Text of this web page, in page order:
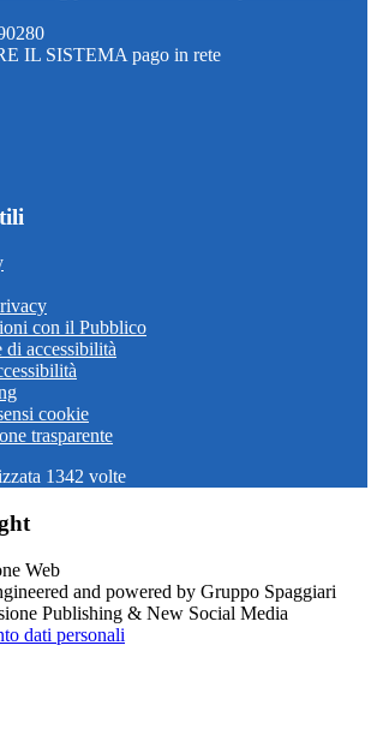
IL SISTEMA pago in rete
con il Pubblico
accessibilità
cookie
trasparente
1342 volte
and powered by Gruppo Spaggiari
Publishing & New Social Media
dati personali